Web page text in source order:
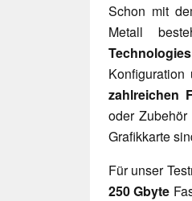
Schon mit
Metall
Technologies
zahlreichen
oder
Grafikkarte
Für unser
250 Gbyte